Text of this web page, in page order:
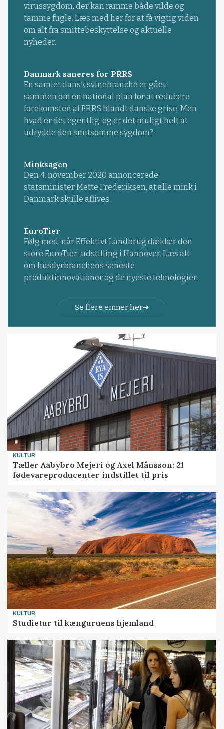
virussygdom, der kan ramme både vilde og
tamme fugle. Læs med her for at få vigtig viden
om alt fra smittebeskyttelse og aktuelle
nyheder.
Danmark saneres for PRRS
En samlet dansk svinebranche er gået
sammen om en national plan for at reducere
forekomsten af PRRS blandt danske grise. Men
hvad er det egentlig, og er det muligt helt at
udrydde den smitsomme sygdom?
Minksagen
Den 4. november 2020 annoncerede
statsminister Mette Frederiksen, at alle mink i
Danmark skulle aflives.
EuroTier
Følg med, når Effektivt Landbrug dækker den
store EuroTier-udstilling i Hannover. Læs alt
om husdyrbranchens seneste
produktinnovationer og de nyeste teknologier.
Se flere emner her
KULTUR
Tæller Aabybro Mejeri og Axel Månsson: 21
fødevareproducenter indstillet til pris
KULTUR
Studietur til kænguruens hjemland